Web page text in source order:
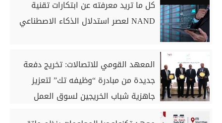
كل ما تريد معرفته عن ابتكارات تقنية
NAND لعصر استدلال الذكاء الاصطناعي
المعهد القومي للاتصالات: تخريج دفعة
جديدة من مبادرة “وظيفه تك” لتعزيز
جاهزية شباب الخريجين لسوق العمل